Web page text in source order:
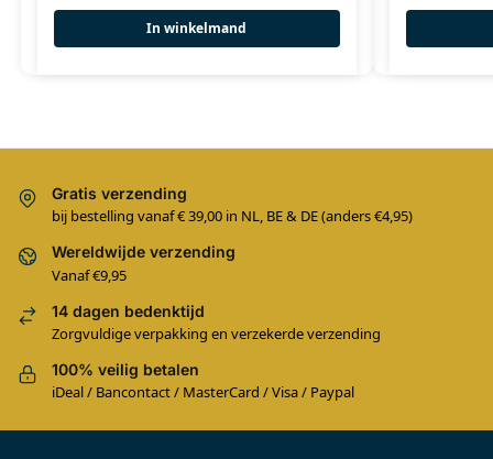
In winkelmand
Gratis verzending
bij bestelling vanaf € 39,00 in NL, BE & DE (anders €4,95)
Wereldwijde verzending
Vanaf €9,95
14 dagen bedenktijd
Zorgvuldige verpakking en verzekerde verzending
100% veilig betalen
iDeal / Bancontact / MasterCard / Visa / Paypal